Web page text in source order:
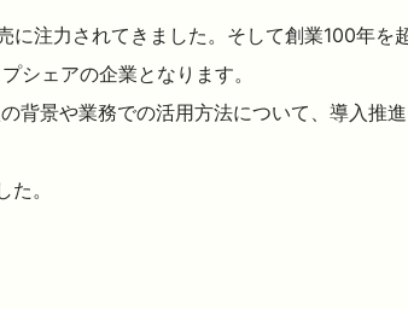
注力されてきました。そして創業100年を
シェアの企業となります。
景や業務での活用方法について、導入推
。